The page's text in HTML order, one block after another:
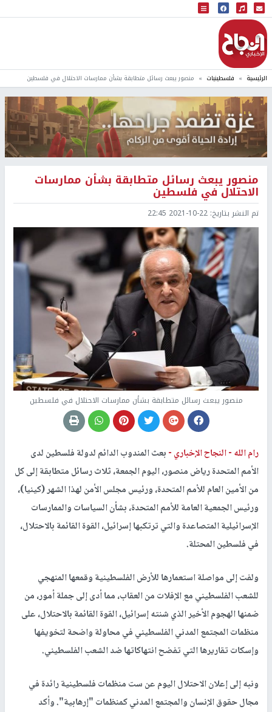
البث المباشر
إذاعة النجاح
الرئيسية فلسطينيات منصور يبعث رسائل متطابقة بشأن ممارسات الاحتلال في فلسطين
منصور يبعث رسائل متطابقة بشأن ممارسات
الاحتلال في فلسطين
تم النشر بتاريخ: 2021-10-22 22:45
منصور يبعث رسائل متطابقة بشأن ممارسات الاحتلال في فلسطين
رام الله -النجاح الإخباري -بعث المندوب الدائم لدولة فلسطين لدى
الأمم المتحدة رياض منصور، اليوم الجمعة، ثلاث رسائل متطابقة إلى كل
من الأمين العام للأمم المتحدة، ورئيس مجلس الأمن لهذا الشهر (كينيا)،
ورئيس الجمعية العامة للأمم المتحدة، بشأن السياسات والممارسات
الإسرائيلية المتصاعدة والتي ترتكبها إسرائيل، القوة القائمة بالاحتلال،
في فلسطين المحتلة.
ولفت إلى مواصلة استعمارها للأرض الفلسطينية وقمعها المنهجي
للشعب الفلسطيني مع الإفلات من العقاب، مما أدى إلى جملة أمور، من
ضمنها الهجوم الأخير الذي شنته إسرائيل، القوة القائمة بالاحتلال، على
منظمات المجتمع المدني الفلسطيني في محاولة واضحة لتخويفها
وإسكات تقاريرها التي تفضح انتهاكاتها ضد الشعب الفلسطيني.
ونبه إلى إعلان الاحتلال اليوم عن ست منظمات فلسطينية رائدة في
مجال حقوق الإنسان والمجتمع المدني كمنظمات "إرهابية". وأكد